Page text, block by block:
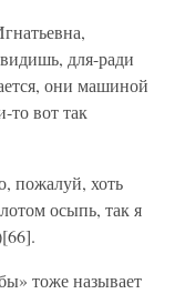
для-ради
они машиной
то вот так
пожалуй, хоть
осыпь, так я
тоже называет